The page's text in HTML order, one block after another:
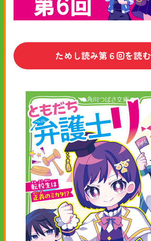
ためし読み第６回を読む